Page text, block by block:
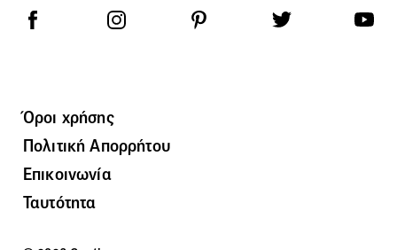
Όροι χρήσης
Πολιτική Απορρήτου
Επικοινωνία
Ταυτότητα